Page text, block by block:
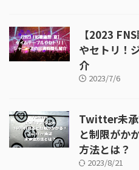
【2023
やセトリ！
介
2023/7/6
Twitter未承
と制限がか
方法とは？
2023/8/21